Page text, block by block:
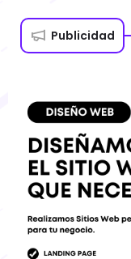
Publicidad